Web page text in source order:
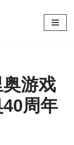
游戏
周年